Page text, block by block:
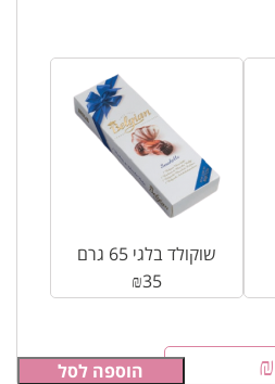
₪ הוספה לסל
שוקולד בלגי 65 גרם
₪35